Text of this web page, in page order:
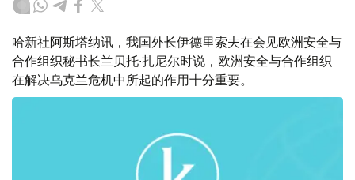
哈新社阿斯塔纳讯，我国外长伊德里索夫在会见欧洲安全与
合作组织秘书长兰贝托∙扎尼尔时说，欧洲安全与合作组织
在解决乌克兰危机中所起的作用十分重要。